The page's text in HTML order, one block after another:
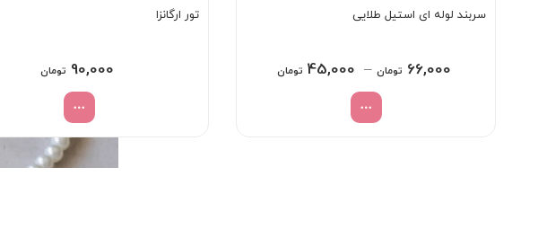
سربند لوله ای استیل طلایی
66,000 تومان –
45,000 تومانPrice
تور ارگانزا
90,000 تومان